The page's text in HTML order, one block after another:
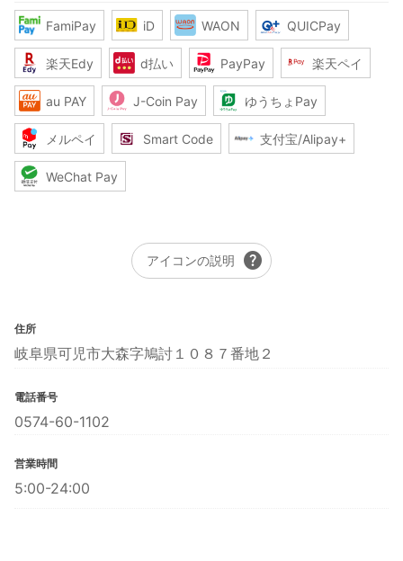
FamiPay iD WAON QUICPay
楽天Edy d払い PayPay 楽天ペイ
au PAY J-Coin Pay ゆうちょPay
メルペイ Smart Code 支付宝/Alipay+
WeChat Pay
アイコンの説明 help
住所
岐阜県可児市大森字鳩討１０８７番地２
電話番号
0574-60-1102
営業時間
5:00-24:00